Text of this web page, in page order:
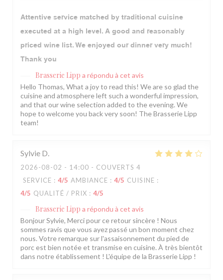
Attentive service matched by traditional cuisine
executed at a high level. A good and reasonably
priced wine list. We enjoyed our dinner very much!
Thank you
Brasserie Lipp a répondu à cet avis
Hello Thomas, What a joy to read this! We are so glad the
cuisine and atmosphere left such a wonderful impression,
and that our wine selection added to the evening. We
hope to welcome you back very soon! The Brasserie Lipp
team!
Sylvie D
2026-08-02 - 14:00 - COUVERTS 4
SERVICE : 4/5 AMBIANCE : 4/5 CUISINE :
4/5 QUALITÉ / PRIX : 4/5
Brasserie Lipp a répondu à cet avis
Bonjour Sylvie, Merci pour ce retour sincère ! Nous
sommes ravis que vous ayez passé un bon moment chez
nous. Votre remarque sur l'assaisonnement du pied de
porc est bien notée et transmise en cuisine. À très bientôt
dans notre établissement ! L'équipe de la Brasserie Lipp !